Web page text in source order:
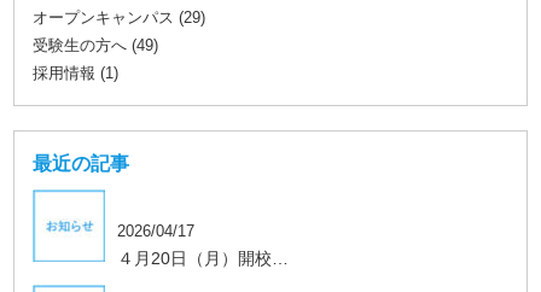
オープンキャンパス (29)
受験生の方へ (49)
採用情報 (1)
最近の記事
2026/04/17
４月20日（月）開校…